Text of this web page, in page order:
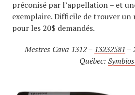
préconisé par l’appellation – et
exemplaire. Difficile de trouver un
pour les 20$ demandés.
Mestres Cava 1312 – 13232581 –
Québec: